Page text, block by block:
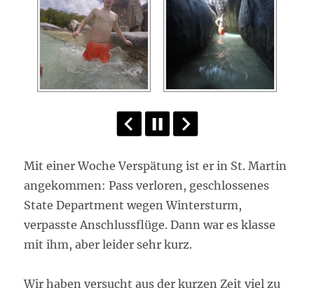
Mit einer Woche Verspätung ist er in St. Martin
angekommen: Pass verloren, geschlossenes
State Department wegen Wintersturm,
verpasste Anschlussflüge. Dann war es klasse
mit ihm, aber leider sehr kurz.
Wir haben versucht aus der kurzen Zeit viel zu